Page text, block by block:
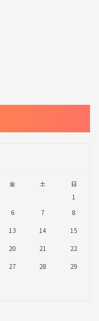
金 土
日
1
6 7
8
13 14
15
20 21
22
27 28
29